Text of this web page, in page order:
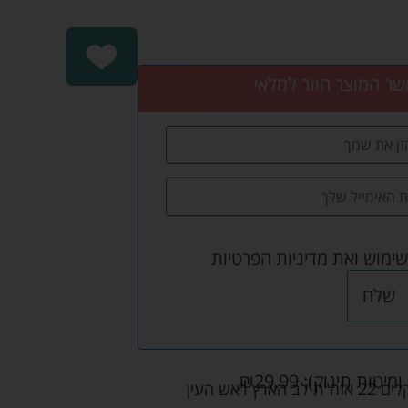
המוצר חוזר למלאי
ואת מדיניות הפרטיות
שלח
תינוק): ₪29.99 העין